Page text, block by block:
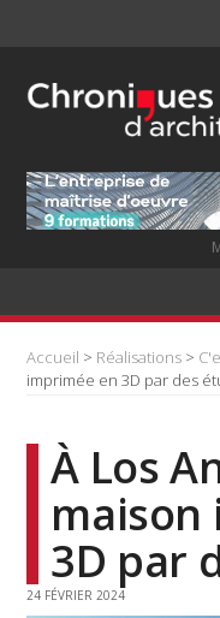
Accueil > Réalisations >
imprimée en 3D par des
À Los
maison
3D par
24 FÉVRIER 2024